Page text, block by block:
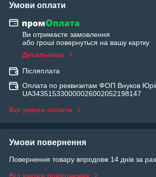
Умови оплати
Ви отримаєте замовлення
або гроші повернуться на вашу картку
Детальніше
Післяплата
Оплата по реквизитам ФОП Внуков
UA343515330000026002052198147
Всі умови оплати
Умови повернення
Повернення товару впродовж 14 днів за